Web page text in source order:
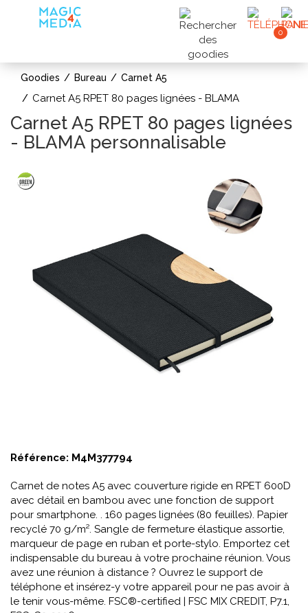
0
Goodies Bureau Carnet A5
Carnet A5 RPET 80 pages lignées - BLAMA
Carnet A5 RPET 80 pages lignées
- BLAMA personnalisable
Référence: M4M377794
Carnet de notes A5 avec couverture rigide en RPET 600D
avec détail en bambou avec une fonction de support
pour smartphone. . 160 pages lignées (80 feuilles). Papier
recyclé 70 g/m². Sangle de fermeture élastique assortie,
marqueur de page en ruban et porte-stylo. Emportez cet
indispensable du bureau à votre prochaine réunion. Vous
avez une réunion à distance ? Ouvrez le support de
téléphone et insérez-y votre appareil pour ne pas avoir à
le tenir vous-même. FSC®-certified | FSC MIX CREDIT, P7.1,